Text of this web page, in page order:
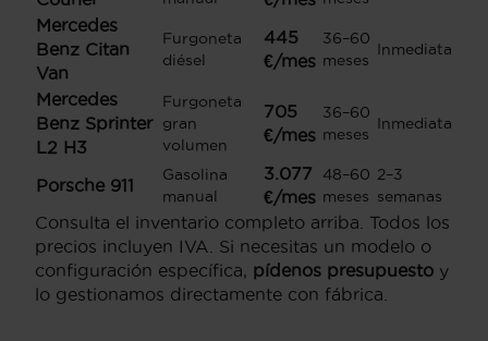
Mercedes
Benz Citan
Van
Furgoneta
diésel
445
€/mes
36–60
meses
Inmediata
Mercedes
Benz Sprinter
L2 H3
Furgoneta
gran
volumen
705
€/mes
36–60
meses
Inmediata
Porsche 911
Gasolina
manual
3.077
€/mes
48–60
meses
2–3
semanas
Consulta el inventario completo arriba. Todos los
precios incluyen IVA. Si necesitas un modelo o
configuración específica, pídenos presupuesto y
lo gestionamos directamente con fábrica.